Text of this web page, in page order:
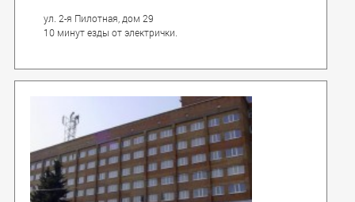
ул. 2-я Пилотная, дом 29
10 минут езды от электрички.